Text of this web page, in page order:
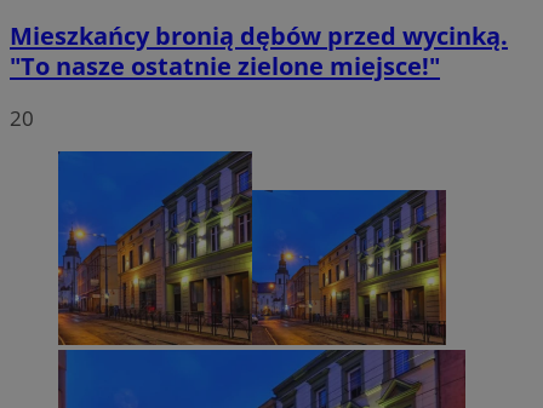
Mieszkańcy bronią dębów przed wycinką.
"To nasze ostatnie zielone miejsce!"
20